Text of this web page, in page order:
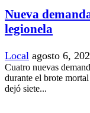
Nueva
legionela
Local agosto 6,
Cuatro nuevas
durante el brote
dejó siete...